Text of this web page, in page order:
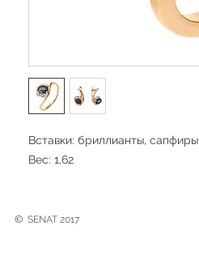
Вставки: бриллианты, сапфиры
Вес: 1,62
© SENAT 2017